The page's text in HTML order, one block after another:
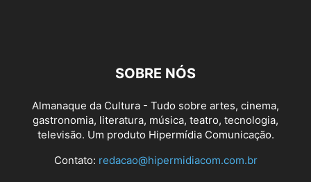
SOBRE NÓS
Almanaque da Cultura - Tudo sobre artes, cinema,
gastronomia, literatura, música, teatro, tecnologia,
televisão. Um produto Hipermídia Comunicação.
Contato: redacao@hipermidiacom.com.br